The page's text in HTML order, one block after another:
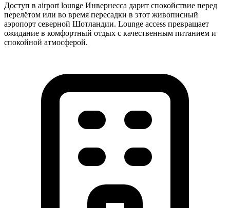
Доступ в airport lounge Инвернесса дарит спокойствие перед
перелётом или во время пересадки в этот живописный
аэропорт северной Шотландии. Lounge access превращает
ожидание в комфортный отдых с качественным питанием и
спокойной атмосферой.